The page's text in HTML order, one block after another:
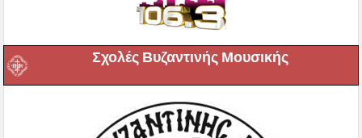
Σχολές Βυζαντινής Μουσικής